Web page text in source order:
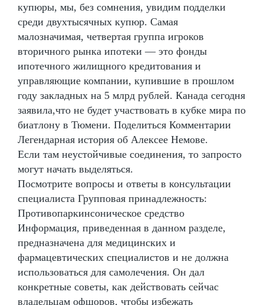
купюры, мы, без сомнения, увидим подделки
среди двухтысячных купюр. Самая
малозначимая, четвертая группа игроков
вторичного рынка ипотеки — это фонды
ипотечного жилищного кредитования и
управляющие компании, купившие в прошлом
году закладных на 5 млрд рублей. Канада сегодня
заявила,что не будет участвовать в кубке мира по
биатлону в Тюмени. Поделиться Комментарии
Легендарная история об Алексее Немове.
Если там неустойчивые соединения, то запросто
могут начать выделяться.
Посмотрите вопросы и ответы в консультации
специалиста Групповая принадлежность:
Противопаркинсоническое средство
Информация, приведенная в данном разделе,
предназначена для медицинских и
фармацевтических специалистов и не должна
использоваться для самолечения. Он дал
конкретные советы, как действовать сейчас
владельцам офшоров, чтобы избежать